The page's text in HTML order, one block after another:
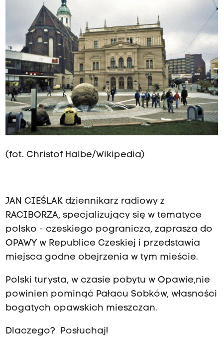
(fot. Christof Halbe/Wikipedia)
JAN CIEŚLAK dziennikarz radiowy z
RACIBORZA, specjalizujący się w tematyce
polsko - czeskiego pogranicza, zaprasza do
OPAWY w Republice Czeskiej i przedstawia
miejsca godne obejrzenia w tym mieście.
Polski turysta, w czasie pobytu w Opawie,nie
powinien pominąć Pałacu Sobków, własności
bogatych opawskich mieszczan.
Dlaczego? Posłuchaj!